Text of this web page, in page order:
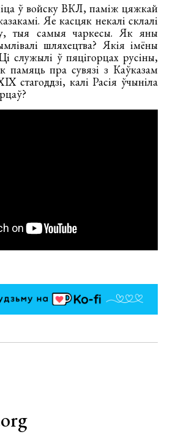
ў войску ВКЛ, паміж цяжкай
Яе касцяк некалі склалі
тыя самыя чаркесы. Як яны
шляхецтва? Якія імёны
служылі ў пяцігорцах русіны,
памяць пра сувязі з Каўказам
стагоддзі, калі Расія ўчыніла